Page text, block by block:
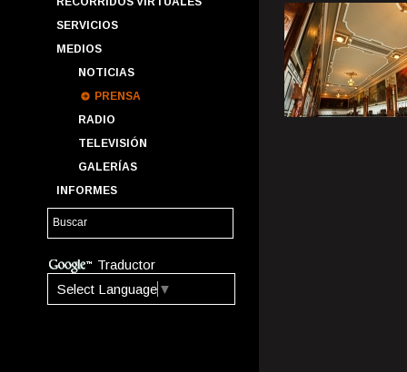
SERVICIOS
MEDIOS
NOTICIAS
PRENSA
RADIO
TELEVISIÓN
GALERÍAS
INFORMES
Traductor
Select Language ▼